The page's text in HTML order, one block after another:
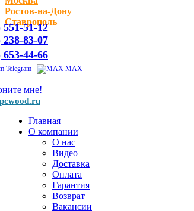
Ростов-на-Дону
Ставрополь
551-51-12
238-83-07
653-44-66
Telegram MAX
мне!
Главная
О компании
О нас
Видео
Доставка
Оплата
Гарантия
Возврат
Вакансии